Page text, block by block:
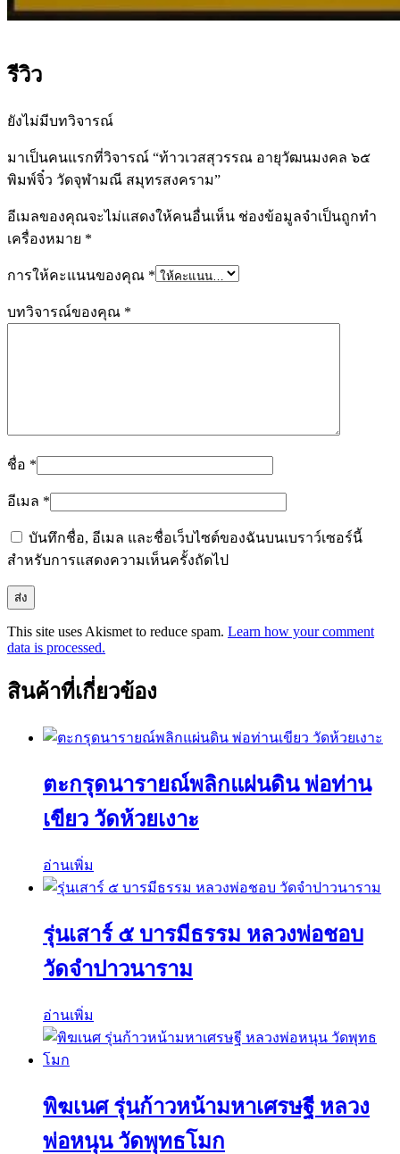
รีวิว
ยังไม่มีบทวิจารณ์
มาเป็นคนแรกที่วิจารณ์ “ท้าวเวสสุวรรณ อายุวัฒนมงคล ๖๕
พิมพ์จิ๋ว วัดจุฬามณี สมุทรสงคราม”
อีเมลของคุณจะไม่แสดงให้คนอื่นเห็น ช่องข้อมูลจำเป็นถูกทำ
เครื่องหมาย *
การให้คะแนนของคุณ *
บทวิจารณ์ของคุณ *
ชื่อ *
อีเมล *
บันทึกชื่อ, อีเมล และชื่อเว็บไซต์ของฉันบนเบราว์เซอร์นี้
สำหรับการแสดงความเห็นครั้งถัดไป
This site uses Akismet to reduce spam. Learn how your comment
data is processed.
สินค้าที่เกี่ยวข้อง
ตะกรุดนารายณ์พลิกแผ่นดิน พ่อท่าน
เขียว วัดห้วยเงาะ
อ่านเพิ่ม
รุ่นเสาร์ ๕ บารมีธรรม หลวงพ่อชอบ
วัดจำปาวนาราม
อ่านเพิ่ม
พิฆเนศ รุ่นก้าวหน้ามหาเศรษฐี หลวง
พ่อหนุน วัดพุทธโมก